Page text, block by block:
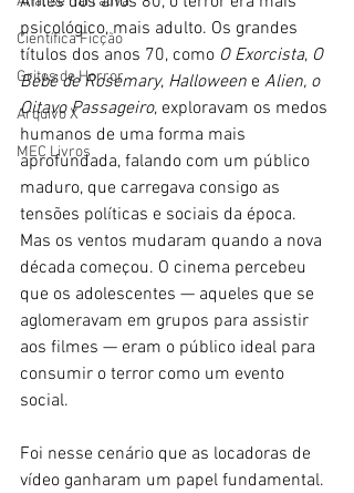
Científica Ficção
Gritos de Horror
Arquivo X
MEC Livros
psicológico, mais adulto. Os grandes
títulos dos anos 70, como O Exorcista, O
Bebê de Rosemary, Halloween e Alien, o
Oitavo Passageiro, exploravam os medos
humanos de uma forma mais
aprofundada, falando com um público
maduro, que carregava consigo as
tensões políticas e sociais da época.
Mas os ventos mudaram quando a nova
década começou. O cinema percebeu
que os adolescentes — aqueles que se
aglomeravam em grupos para assistir
aos filmes — eram o público ideal para
consumir o terror como um evento
social.
Foi nesse cenário que as locadoras de
vídeo ganharam um papel fundamental.